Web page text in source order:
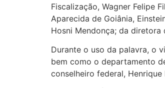
Fiscalização, Wagner Felipe
Aparecida de Goiânia,
Hosni Mendonça; da diretora
Durante o uso da palavra, o
bem como o departamento
conselheiro federal,